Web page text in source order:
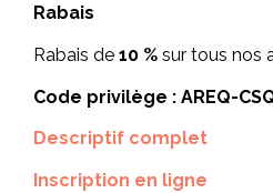
Rabais
Rabais de 10 % sur tous nos
Code privilège : AREQ-
Descriptif complet
Inscription en ligne